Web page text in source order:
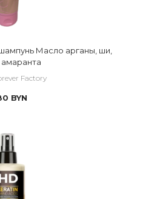
Масло арганы, ши,
амаранта
Factory
BYN